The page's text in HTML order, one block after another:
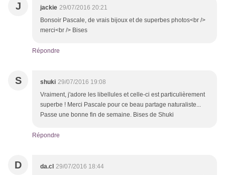
J jackie 29/07/2016 20:21
Bonsoir Pascale, de vrais bijoux et de superbes photos<br />
merci<br /> Bises
Répondre
S shuki 29/07/2016 19:08
Vraiment, j'adore les libellules et celle-ci est particulièrement
superbe ! Merci Pascale pour ce beau partage naturaliste...
Passe une bonne fin de semaine. Bises de Shuki
Répondre
D da.cl 29/07/2016 18:44